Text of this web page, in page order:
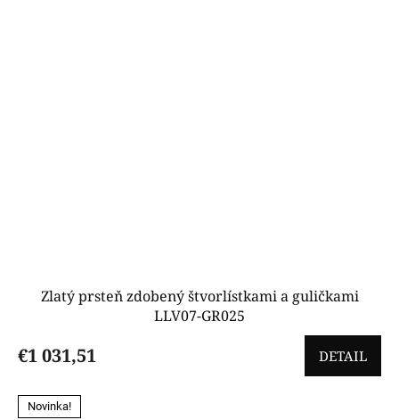
Zlatý prsteň zdobený štvorlístkami a guličkami
LLV07-GR025
€1 031,51 DETAIL
Novinka!